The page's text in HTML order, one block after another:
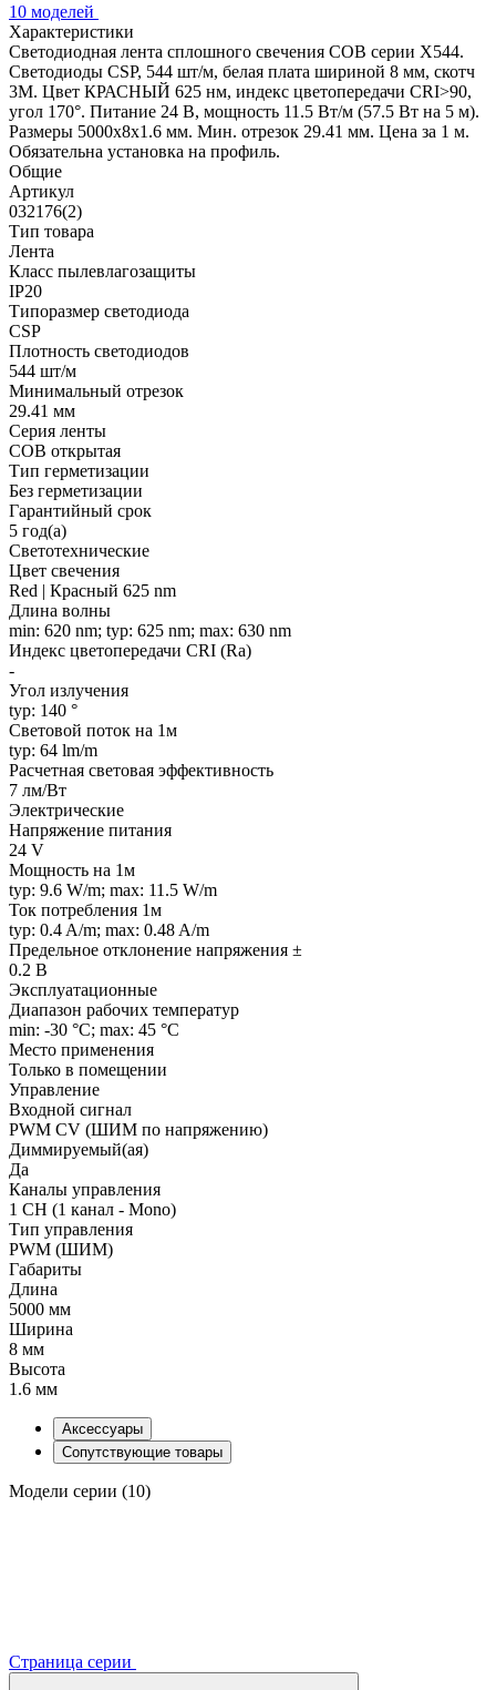
10 моделей
Характеристики
Светодиодная лента сплошного свечения COB серии X544.
Светодиоды CSP, 544 шт/м, белая плата шириной 8 мм, скотч
3M. Цвет КРАСНЫЙ 625 нм, индекс цветопередачи CRI>90,
угол 170°. Питание 24 В, мощность 11.5 Вт/м (57.5 Вт на 5 м).
Размеры 5000x8x1.6 мм. Мин. отрезок 29.41 мм. Цена за 1 м.
Обязательна установка на профиль.
Общие
Артикул
032176(2)
Тип товара
Лента
Класс пылевлагозащиты
IP20
Типоразмер светодиода
CSP
Плотность светодиодов
544 шт/м
Минимальный отрезок
29.41 мм
Серия ленты
COB открытая
Тип герметизации
Без герметизации
Гарантийный срок
5 год(а)
Светотехнические
Цвет свечения
Red | Красный 625 nm
Длина волны
min: 620 nm; typ: 625 nm; max: 630 nm
Индекс цветопередачи CRI (Ra)
-
Угол излучения
typ: 140 °
Световой поток на 1м
typ: 64 lm/m
Расчетная световая эффективность
7 лм/Вт
Электрические
Напряжение питания
24 V
Мощность на 1м
typ: 9.6 W/m; max: 11.5 W/m
Ток потребления 1м
typ: 0.4 A/m; max: 0.48 A/m
Предельное отклонение напряжения ±
0.2 В
Эксплуатационные
Диапазон рабочих температур
min: -30 °C; max: 45 °C
Место применения
Только в помещении
Управление
Входной сигнал
PWM СV (ШИМ по напряжению)
Диммируемый(ая)
Да
Каналы управления
1 CH (1 канал - Mono)
Тип управления
PWM (ШИМ)
Габариты
Длина
5000 мм
Ширина
8 мм
Высота
1.6 мм
Аксессуары
Сопутствующие товары
Модели серии (10)
Страница серии